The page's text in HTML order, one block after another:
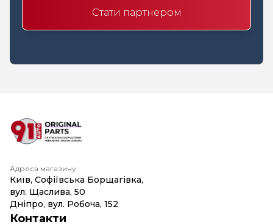
Стати партнером
Адреса магазину
Київ, Софіївська Борщагівка,
вул. Щаслива, 50
Дніпро, вул. Робоча, 152
Контакти